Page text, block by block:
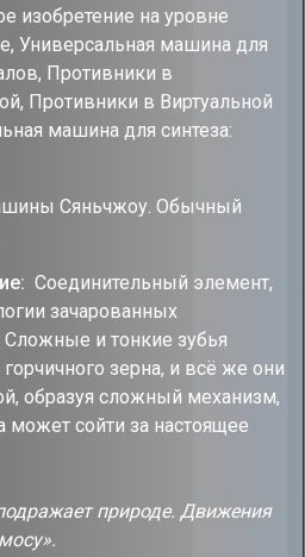
изобретение на уровне
Универсальная машина для
Противники в
Противники в Виртуальной
машина для синтеза:
Сяньчжоу. Обычный
Соединительный элемент,
зачарованных
Сложные и тонкие зубья
зерна, и всё же они
образуя сложный механизм,
сойти за настоящее
природе. Движения